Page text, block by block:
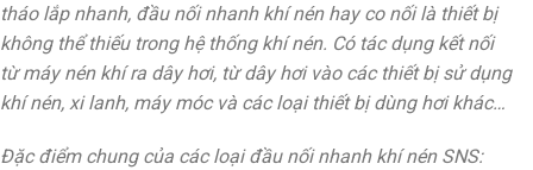
tháo lắp nhanh, đầu nối nhanh khí nén hay co nối là thiết bị
không thể thiếu trong hệ thống khí nén. Có tác dụng kết nối
từ máy nén khí ra dây hơi, từ dây hơi vào các thiết bị sử dụng
khí nén, xi lanh, máy móc và các loại thiết bị dùng hơi khác…
Đặc điểm chung của các loại đầu nối nhanh khí nén SNS: